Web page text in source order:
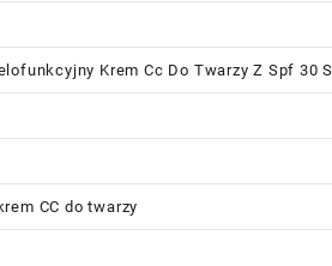
Krem Cc Do Twarzy Z Spf 30
CC do twarzy